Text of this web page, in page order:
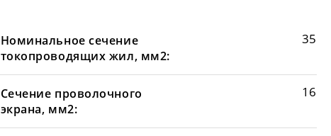
Номинальное сечение
токопроводящих жил, мм2:
35
Сечение проволочного
экрана, мм2:
16